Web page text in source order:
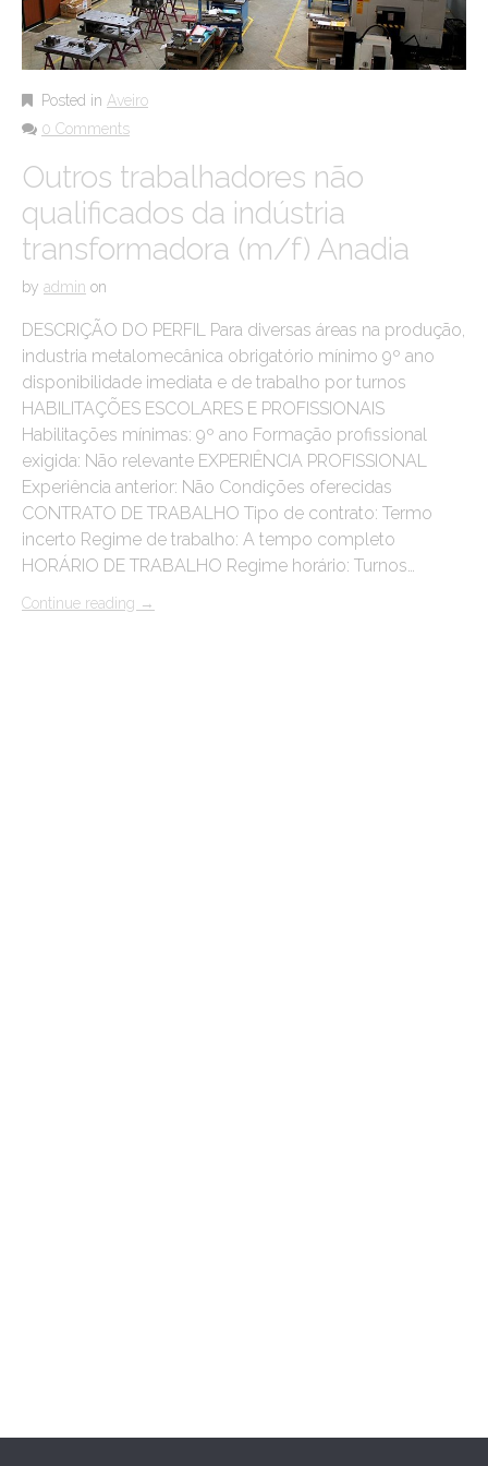
Posted in Aveiro
0 Comments
Outros trabalhadores não
qualificados da indústria
transformadora (m/f) Anadia
by admin on
DESCRIÇÃO DO PERFIL Para diversas áreas na produção,
industria metalomecânica obrigatório mínimo 9º ano
disponibilidade imediata e de trabalho por turnos
HABILITAÇÕES ESCOLARES E PROFISSIONAIS
Habilitações mínimas: 9º ano Formação profissional
exigida: Não relevante EXPERIÊNCIA PROFISSIONAL
Experiência anterior: Não Condições oferecidas
CONTRATO DE TRABALHO Tipo de contrato: Termo
incerto Regime de trabalho: A tempo completo
HORÁRIO DE TRABALHO Regime horário: Turnos…
Continue reading →